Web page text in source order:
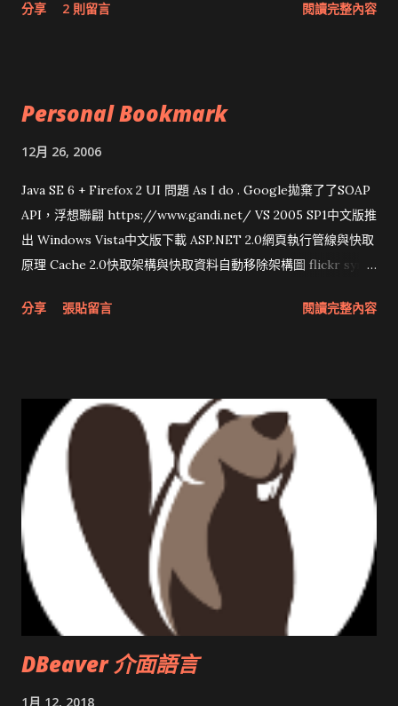
分享 2 則留言 閱讀完整內容
Personal Bookmark
12月 26, 2006
Java SE 6 + Firefox 2 UI 問題 As I do . Google拋棄了了SOAP
API，浮想聯翩 https://www.gandi.net/ VS 2005 SP1中文版推
出 Windows Vista中文版下載 ASP.NET 2.0網頁執行管線與快取
原理 Cache 2.0快取架構與快取資料自動移除架構圖 flickr sync
圖治推動改革 Wait and see 國內某SOC疑遭駭客入侵 大砲開講
分享 張貼留言 閱讀完整內容
DBeaver 介面語言
1月 12, 2018